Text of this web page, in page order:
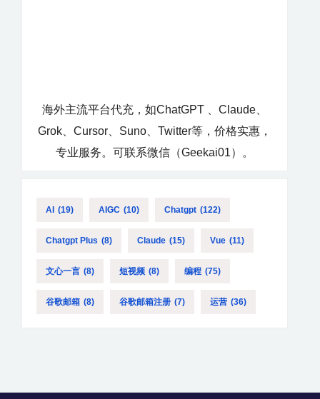
海外主流平台代充，如ChatGPT 、Claude、
Grok、Cursor、Suno、Twitter等，价格实惠，
专业服务。可联系微信（Geekai01）。
AI (19) AIGC (10) Chatgpt (122)
Chatgpt Plus (8) Claude (15) Vue (11)
文心一言 (8) 短视频 (8) 编程 (75)
谷歌邮箱 (8) 谷歌邮箱注册 (7) 运营 (36)